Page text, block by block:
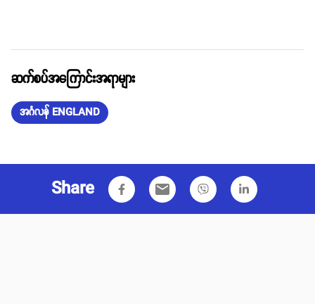
ဆက်စပ်အကြောင်းအရာများ
အင်္ဂလန် ENGLAND
Share email